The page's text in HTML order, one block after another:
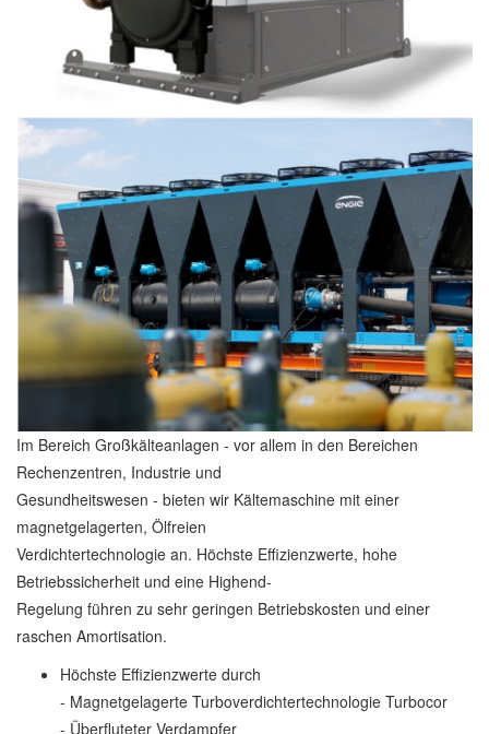
Im Bereich Großkälteanlagen - vor allem in den Bereichen
Rechenzentren, Industrie und
Gesundheitswesen - bieten wir Kältemaschine mit einer
magnetgelagerten, Ölfreien
Verdichtertechnologie an. Höchste Effizienzwerte, hohe
Betriebssicherheit und eine Highend-
Regelung führen zu sehr geringen Betriebskosten und einer
raschen Amortisation.
Höchste Effizienzwerte durch
- Magnetgelagerte Turboverdichtertechnologie Turbocor
- Überfluteter Verdampfer